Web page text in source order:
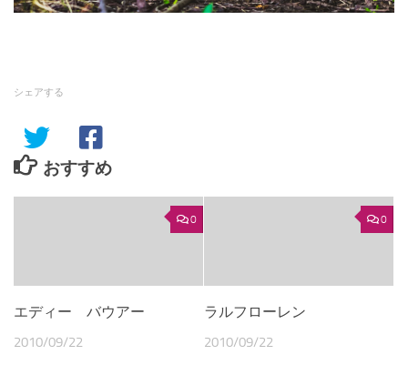
シェアする
おすすめ
0
エディー バウアー
2010/09/22
0
ラルフローレン
2010/09/22